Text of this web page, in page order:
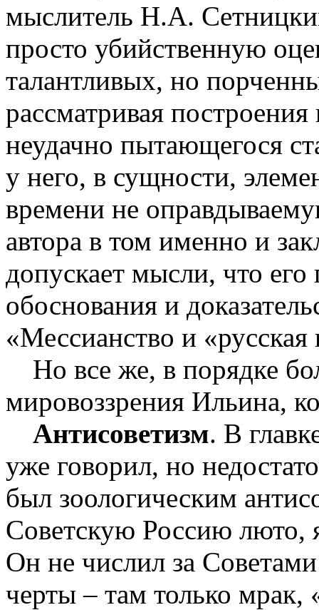
мыслитель Н.А.
просто убийственную
талантливых, но
рассматривая
неудачно пытающегося
у него, в сущности,
времени не
автора в том именно и
допускает мысли, что его
обоснования и
«Мессианство и «русская
Но все же, в порядке
мировоззрения Ильина,
Антисоветизм. В
уже говорил, но
был зоологическим
Советскую Россию люто,
Он не числил за
черты – там только мрак,